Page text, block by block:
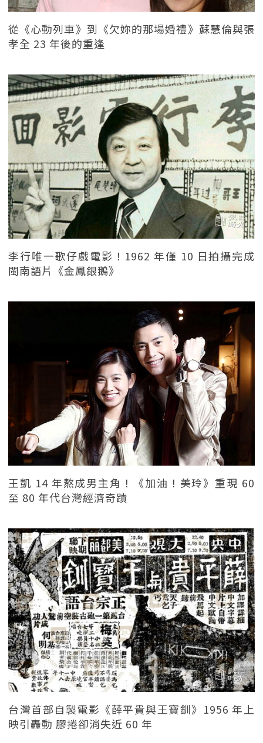
從《心動列車》到《欠妳的那場婚禮》蘇慧倫與張
孝全 23 年後的重逢
李行唯一歌仔戲電影！1962 年僅 10 日拍攝完成
閩南語片《金鳳銀鵝》
王凱 14 年熬成男主角！《加油！美玲》重現 60
至 80 年代台灣經濟奇蹟
台灣首部自製電影《薛平貴與王寶釧》1956 年上
映引轟動 膠捲卻消失近 60 年